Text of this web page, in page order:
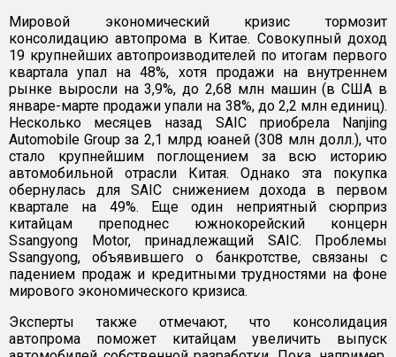
Мировой экономический кризис тормозит
консолидацию автопрома в Китае. Совокупный доход
19 крупнейших автопроизводителей по итогам первого
квартала упал на 48%, хотя продажи на внутреннем
рынке выросли на 3,9%, до 2,68 млн машин (в США в
январе-марте продажи упали на 38%, до 2,2 млн единиц).
Несколько месяцев назад SAIC приобрела Nanjing
Automobile Group за 2,1 млрд юаней (308 млн долл.), что
стало крупнейшим поглощением за всю историю
автомобильной отрасли Китая. Однако эта покупка
обернулась для SAIC снижением дохода в первом
квартале на 49%. Еще один неприятный сюрприз
китайцам преподнес южнокорейский концерн
Ssangyong Motor, принадлежащий SAIC. Проблемы
Ssangyong, объявившего о банкротстве, связаны с
падением продаж и кредитными трудностями на фоне
мирового экономического кризиса.
Эксперты также отмечают, что консолидация
автопрома поможет китайцам увеличить выпуск